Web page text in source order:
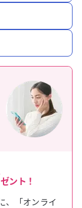
ント！
、「オンライ